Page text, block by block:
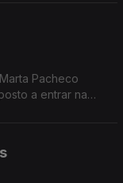
Pacheco
a entrar na